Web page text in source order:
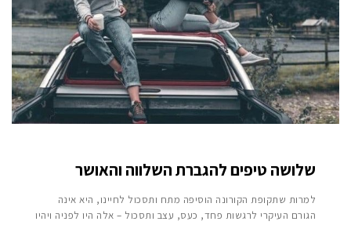
שלושה טיפים להגברת השלווה והאושר
למרות שתקופת הקורונה הוסיפה מתח ותסכול לחיינו, היא אינה
הגורם העיקרי לרגשות פחד, כעס, עצב ותסכול – אלה היו לפניה ויהיו